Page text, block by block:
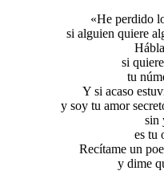
«He perdido
si alguien quiere
si
tu
Y si acaso
y soy tu amor
sin
es tu
Recítame un
y dime